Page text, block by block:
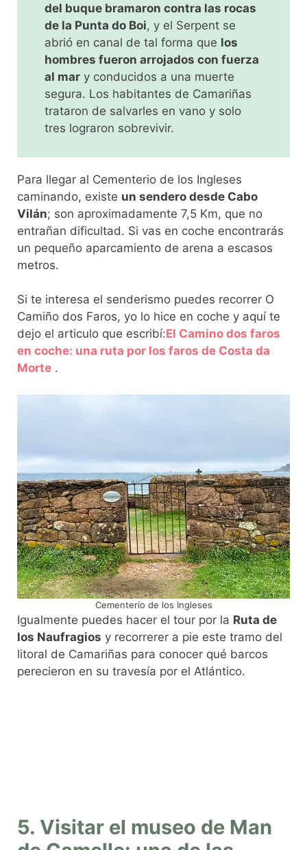
del buque bramaron contra las rocas
de la Punta do Boi, y el Serpent se
abrió en canal de tal forma que los
hombres fueron arrojados con fuerza
al mar y conducidos a una muerte
segura. Los habitantes de Camariñas
trataron de salvarles en vano y solo
tres lograron sobrevivir.
Para llegar al Cementerio de los Ingleses
caminando, existe un sendero desde Cabo
Vilán; son aproximadamente 7,5 Km, que no
entrañan dificultad. Si vas en coche encontrarás
un pequeño aparcamiento de arena a escasos
metros.
Si te interesa el senderismo puedes recorrer O
Camiño dos Faros, yo lo hice en coche y aquí te
dejo el articulo que escribí:El Camino dos faros
en coche: una ruta por los faros de Costa da
Morte .
Cementerio de los Ingleses
Igualmente puedes hacer el tour por la Ruta de
los Naufragios y recorrerer a pie este tramo del
litoral de Camariñas para conocer qué barcos
perecieron en su travesía por el Atlántico.
5. Visitar el museo de Man